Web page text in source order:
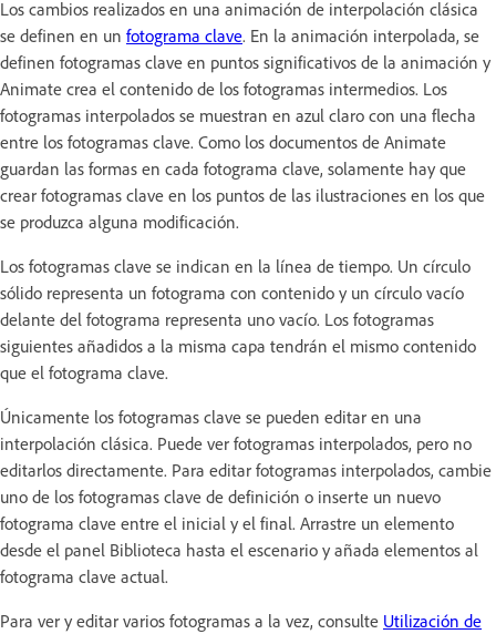
Los cambios realizados en una animación de interpolación clásica
se definen en un fotograma clave. En la animación interpolada, se
definen fotogramas clave en puntos significativos de la animación y
Animate crea el contenido de los fotogramas intermedios. Los
fotogramas interpolados se muestran en azul claro con una flecha
entre los fotogramas clave. Como los documentos de Animate
guardan las formas en cada fotograma clave, solamente hay que
crear fotogramas clave en los puntos de las ilustraciones en los que
se produzca alguna modificación.
Los fotogramas clave se indican en la línea de tiempo. Un círculo
sólido representa un fotograma con contenido y un círculo vacío
delante del fotograma representa uno vacío. Los fotogramas
siguientes añadidos a la misma capa tendrán el mismo contenido
que el fotograma clave.
Únicamente los fotogramas clave se pueden editar en una
interpolación clásica. Puede ver fotogramas interpolados, pero no
editarlos directamente. Para editar fotogramas interpolados, cambie
uno de los fotogramas clave de definición o inserte un nuevo
fotograma clave entre el inicial y el final. Arrastre un elemento
desde el panel Biblioteca hasta el escenario y añada elementos al
fotograma clave actual.
Para ver y editar varios fotogramas a la vez, consulte Utilización de